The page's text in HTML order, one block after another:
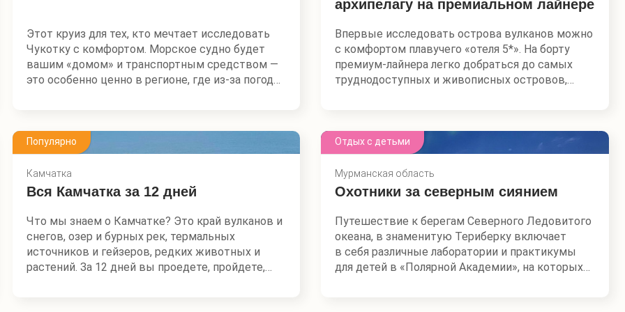
гигантов, примем участие в фотофиксации
и обновлении «паспортов» серых китов.
морских открытий и научных исследований.
Русское географическое общество совместно
с морским клубом «ПОД ПАРУСАМИ»
разработало это экспедиционное путешествие
для погружения участников в жизнь корабля.
ставить паруса и будем управлять 100-
метровым судном.
Этот круиз для тех, кто мечтает исследовать
Чукотку с комфортом. Морское судно будет
вашим «домом» и транспортным средством —
это особенно ценно в регионе, где из-за погоды
просыпаться каждый день в новом месте. Вас
ждут ежедневные высадки и глубокое
погружение в мир самобытной Чукотки.
Маршрут включает труднодоступные точки,
доступ к которым возможен только на судне —
например, остров Ратманова. Каждый день
планируются высадки на нетронутые острова
и посещение национальных поселков.
архипелагу на премиальном лайнере
Впервые исследовать острова вулканов можно
с комфортом плавучего «отеля 5*». На борту
премиум-лайнера легко добраться до самых
труднодоступных и живописных островов,
участников ждут трекинги и восхождения,
каякинг и сапбординг, купание в термальных
источниках и рыбалка.
Маршрут открывает возможность
исследовать необитаемые острова Курильской
гряды. За одно путешествие участники посетят
сразу Северные, Средние и Южные Курилы,
увидят знаменитые вулканы и уникальные
Популярно
Камчатка
Вся Камчатка за 12 дней
Что мы знаем о Камчатке? Это край вулканов и
снегов, озер и бурных рек, термальных
источников и гейзеров, редких животных и
растений. За 12 дней вы проедете, пройдете,
Отдых с детьми
Мурманская область
Охотники за северным сиянием
Путешествие к берегам Северного Ледовитого
океана, в знаменитую Териберку включает
в себя различные лаборатории и практикумы
для детей в «Полярной Академии», на которых